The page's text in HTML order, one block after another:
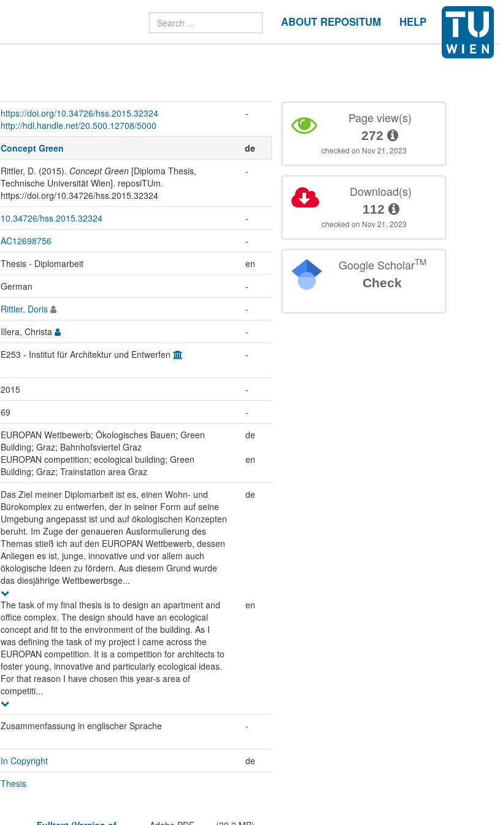
ABOUT REPOSITUM HELP
https://doi.org/10.34726/hss.2015.32324
http://hdl.handle.net/20.500.12708/5000
-
Concept Green
de
Rittler, D. (2015). Concept Green[Diploma Thesis,
Technische Universität Wien]. reposiTUm.
https://doi.org/10.34726/hss.2015.32324
-
10.34726/hss.2015.32324
-
AC12698756
-
Thesis - Diplomarbeit
en
German
-
Rittler, Doris
-
Illera, Christa
-
E253 - Institut für Architektur und Entwerfen -
2015
-
69
-
EUROPAN Wettbewerb; Ökologisches Bauen; Green
Building; Graz; Bahnhofsviertel Graz
de
EUROPAN competition; ecological building; Green
Building; Graz; Trainstation area Graz
en
Das Ziel meiner Diplomarbeit ist es, einen Wohn- und
Bürokomplex zu entwerfen, der in seiner Form auf seine
Umgebung angepasst ist und auf ökologischen Konzepten
beruht. Im Zuge der genaueren Ausformulierung des
Themas stieß ich auf den EUROPAN Wettbewerb, dessen
Anliegen es ist, junge, innovative und vor allem auch
ökologische Ideen zu fördern. Aus diesem Grund wurde
das diesjährige Wettbewerbsge...
de
The task of my final thesis is to design an apartment and
office complex. The design should have an ecological
concept and fit to the environment of the building. As I
was defining the task of my project I came across the
EUROPAN competition. It is a competition for architects to
foster young, innovative and particularly ecological ideas.
For that reason I have chosen this year-s area of
competiti...
en
Zusammenfassung in englischer Sprache -
In Copyright
de
Thesis
Page view(s)
272
checked on Nov 21, 2023
Download(s)
112
checked on Nov 21, 2023
Google ScholarTM
Check